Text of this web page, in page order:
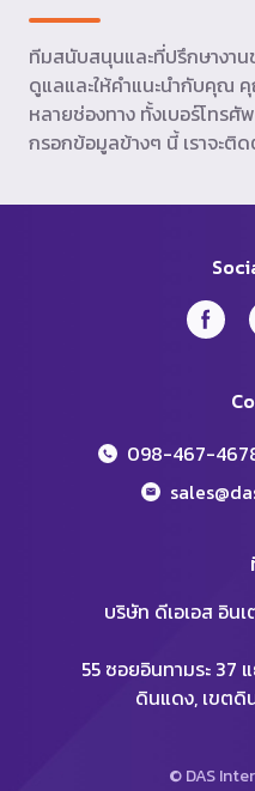
ทีมสนับสนุนและที่ปรึกษางาน
ดูแลและให้คำแนะนำกับคุณ
หลายช่องทาง ทั้งเบอร์โทรศั
กรอกข้อมูลข้างๆ นี้ เราจะ
098-467-
บริษัท ดีเอเอส อิน
55 ซอยอินทามระ 37
ดินแดง, เขตดิ
© DAS